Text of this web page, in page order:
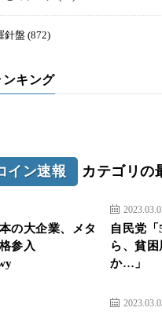
針盤 (872)
キング
イン速報 カテゴリの
の大企業、メタ
参入
自民党
ら、貧
か…」